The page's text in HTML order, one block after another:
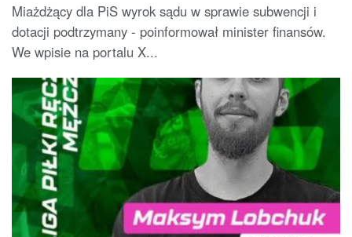
Miażdżący dla PiS wyrok sądu w sprawie subwencji i
dotacji podtrzymany - poinformował minister finansów.
We wpisie na portalu X...